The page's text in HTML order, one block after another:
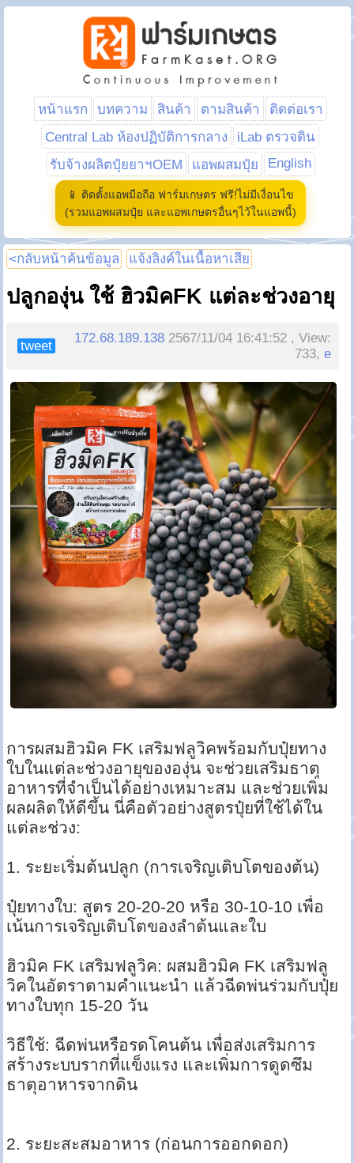
หน้าแรก บทความ สินค้า ตามสินค้า
ติดต่อเรา
Central Lab ห้องปฏิบัติการกลาง
iLab ตรวจดิน
รับจ้างผลิตปุ๋ยยาฯOEM
แอพผสมปุ๋ย English
📱 ติดตั้งแอพมือถือ ฟาร์มเกษตร ฟรี!ไม่มีเงื่อนไข
(รวมแอพผสมปุ๋ย และแอพเกษตรอื่นๆไว้ในแอพนี้)
<กลับหน้าค้นข้อมูล แจ้งลิงค์ในเนื้อหาเสีย
ปลูกองุ่น ใช้ ฮิวมิคFK แต่ละช่วงอายุ
tweet
172.68.189.138 2567/11/04 16:41:52 , View:
733,e
การผสมฮิวมิค FK เสริมฟลูวิคพร้อมกับปุ๋ยทาง
ใบในแต่ละช่วงอายุขององุ่น จะช่วยเสริมธาตุ
อาหารที่จำเป็นได้อย่างเหมาะสม และช่วยเพิ่ม
ผลผลิตให้ดีขึ้น นี่คือตัวอย่างสูตรปุ๋ยที่ใช้ได้ใน
แต่ละช่วง:
1. ระยะเริ่มต้นปลูก (การเจริญเติบโตของต้น)
ปุ๋ยทางใบ: สูตร 20-20-20 หรือ 30-10-10 เพื่อ
เน้นการเจริญเติบโตของลำต้นและใบ
ฮิวมิค FK เสริมฟลูวิค: ผสมฮิวมิค FK เสริมฟลู
วิคในอัตราตามคำแนะนำ แล้วฉีดพ่นร่วมกับปุ๋ย
ทางใบทุก 15-20 วัน
วิธีใช้: ฉีดพ่นหรือรดโคนต้น เพื่อส่งเสริมการ
สร้างระบบรากที่แข็งแรง และเพิ่มการดูดซึม
ธาตุอาหารจากดิน
2. ระยะสะสมอาหาร (ก่อนการออกดอก)